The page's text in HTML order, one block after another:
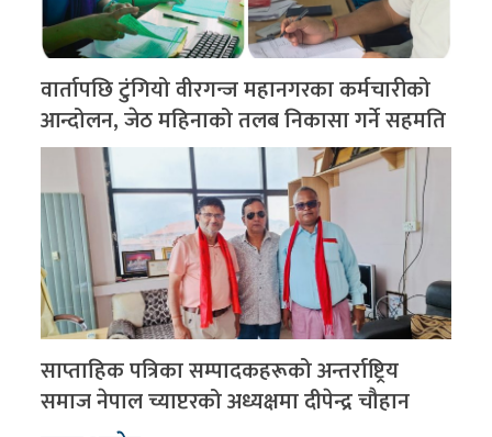
वार्तापछि टुंगियो वीरगन्ज महानगरका कर्मचारीको
आन्दोलन, जेठ महिनाको तलब निकासा गर्ने सहमति
साप्ताहिक पत्रिका सम्पादकहरूको अन्तर्राष्ट्रिय
समाज नेपाल च्याप्टरको अध्यक्षमा दीपेन्द्र चौहान